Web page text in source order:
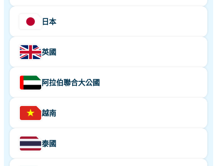
日本
英國
阿拉伯聯合大公國
越南
泰國